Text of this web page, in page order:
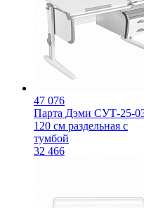
47 076
Парта Дэми СУТ-25-
120 см раздельная с
тумбой
32 466